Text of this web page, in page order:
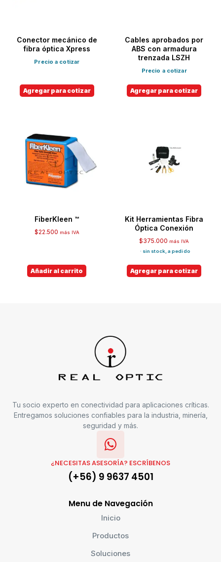
Conector mecánico de
fibra óptica Xpress
Precio a cotizar
Agregar para cotizar
Cables aprobados por
ABS con armadura
trenzada LSZH
Precio a cotizar
Agregar para cotizar
FiberKleen ™
$22.500 más IVA
Añadir al carrito
Kit Herramientas Fibra
Óptica Conexión
$375.000 más IVA
· sin stock, a pedido
Agregar para cotizar
Tu socio experto en conectividad para aplicaciones críticas.
Entregamos soluciones confiables para la industria, minería,
seguridad y más.
¿NECESITAS ASESORÍA? ESCRÍBENOS
(+56) 9 9637 4501
Menu de Navegación
Inicio
Productos
Soluciones